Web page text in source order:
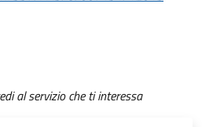
al servizio che ti interessa